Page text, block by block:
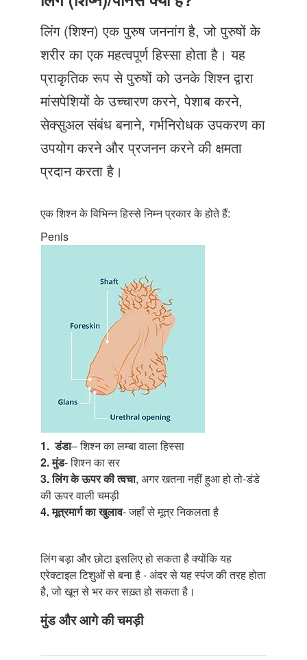
Just Poocho
संपर्क करें
लिंग (शिश्न) एक पुरुष जननांग है, जो पुरुषों के
शरीर का एक महत्वपूर्ण हिस्सा होता है। यह
प्राकृतिक रूप से पुरुषों को उनके शिश्न द्वारा
मांसपेशियों के उच्चारण करने, पेशाब करने,
सेक्सुअल संबंध बनाने, गर्भनिरोधक उपकरण का
उपयोग करने और प्रजनन करने की क्षमता
प्रदान करता है।
एक शिश्न के विभिन्न हिस्से निम्न प्रकार के होते हैं:
Penis
1. डंडा– शिश्न का लम्बा वाला हिस्सा
2.मुंड- शिश्न का सर
3. लिंग के ऊपर की त्वचा, अगर खतना नहीं हुआ हो तो-डंडे
की ऊपर वाली चमड़ी
4. मूत्रमार्ग का खुलाव- जहाँ से मूत्र निकलता है
लिंग बड़ा और छोटा इसलिए हो सकता है क्योंकि यह
एरेक्टाइल टिशुओं से बना है - अंदर से यह स्पंज की तरह होता
है, जो खून से भर कर सख़्त हो सकता है।
मुंड और आगे की चमड़ी